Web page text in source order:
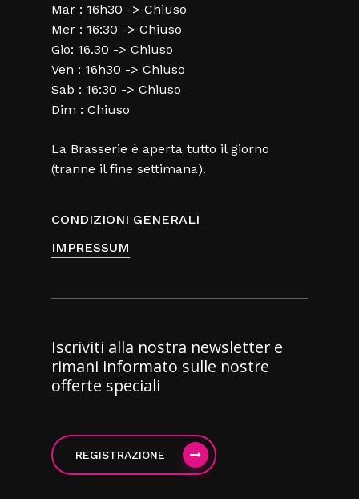
Mar : 16h30 -> Chiuso
Mer : 16:30 -> Chiuso
Gio: 16.30 -> Chiuso
Ven : 16h30 -> Chiuso
Sab : 16:30 -> Chiuso
Dim : Chiuso
La Brasserie è aperta tutto il giorno
(tranne il fine settimana).
CONDIZIONI GENERALI
IMPRESSUM
Iscriviti alla nostra newsletter e
rimani informato sulle nostre
offerte speciali
REGISTRAZIONE